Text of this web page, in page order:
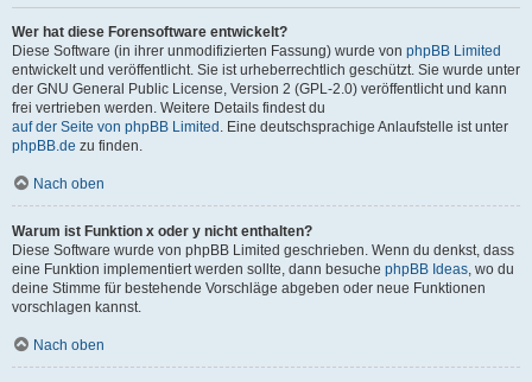
Wer hat diese Forensoftware entwickelt?
Diese Software (in ihrer unmodifizierten Fassung) wurde von phpBB Limited
entwickelt und veröffentlicht. Sie ist urheberrechtlich geschützt. Sie wurde unter
der GNU General Public License, Version 2 (GPL-2.0) veröffentlicht und kann
frei vertrieben werden. Weitere Details findest du
auf der Seite von phpBB Limited . Eine deutschsprachige Anlaufstelle ist unter
phpBB.de zu finden.
Nach oben
Warum ist Funktion x oder y nicht enthalten?
Diese Software wurde von phpBB Limited geschrieben. Wenn du denkst, dass
eine Funktion implementiert werden sollte, dann besuche phpBB Ideas, wo du
deine Stimme für bestehende Vorschläge abgeben oder neue Funktionen
vorschlagen kannst.
Nach oben